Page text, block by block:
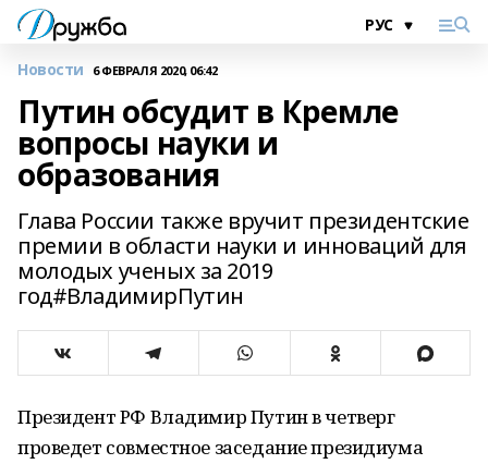
Новости 6 ФЕВРАЛЯ 2020, 06:42
Путин обсудит в Кремле
вопросы науки и
образования
Глава России также вручит президентские
премии в области науки и инноваций для
молодых ученых за 2019
год#ВладимирПутин
Президент РФ Владимир Путин в четверг
проведет совместное заседание президиума